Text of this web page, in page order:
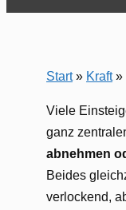
Start» Kraft»
Viele
ganz
abnehmen
Beides
verlockend,